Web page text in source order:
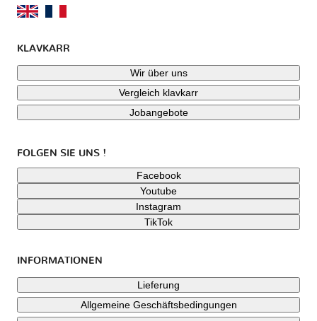
KLAVKARR
Wir über uns
Vergleich klavkarr
Jobangebote
FOLGEN SIE UNS !
Facebook
Youtube
Instagram
TikTok
INFORMATIONEN
Lieferung
Allgemeine Geschäftsbedingungen